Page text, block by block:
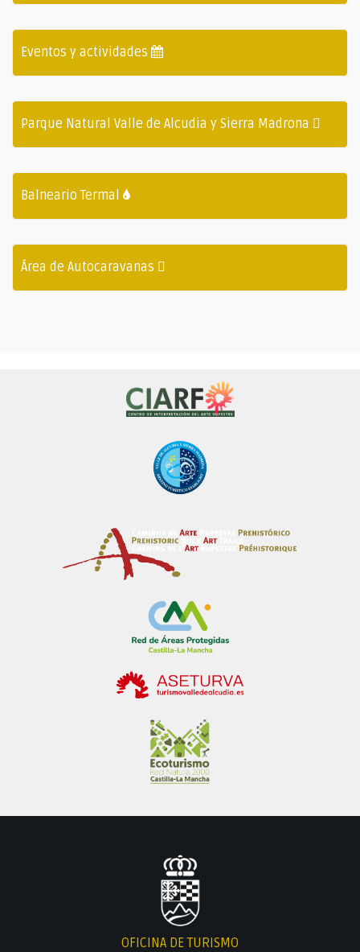
Eventos y actividades
Parque Natural Valle de Alcudia y Sierra Madrona
Balneario Termal
Área de Autocaravanas
OFICINA DE TURISMO